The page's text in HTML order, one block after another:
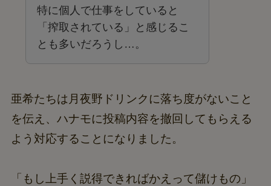
特に個人で仕事をしていると
「搾取されている」と感じるこ
とも多いだろうし…。
亜希たちは月夜野ドリンクに落ち度がないこと
を伝え、ハナモに投稿内容を撤回してもらえる
よう対応することになりました。
「もし上手く説得できればかえって儲けもの」